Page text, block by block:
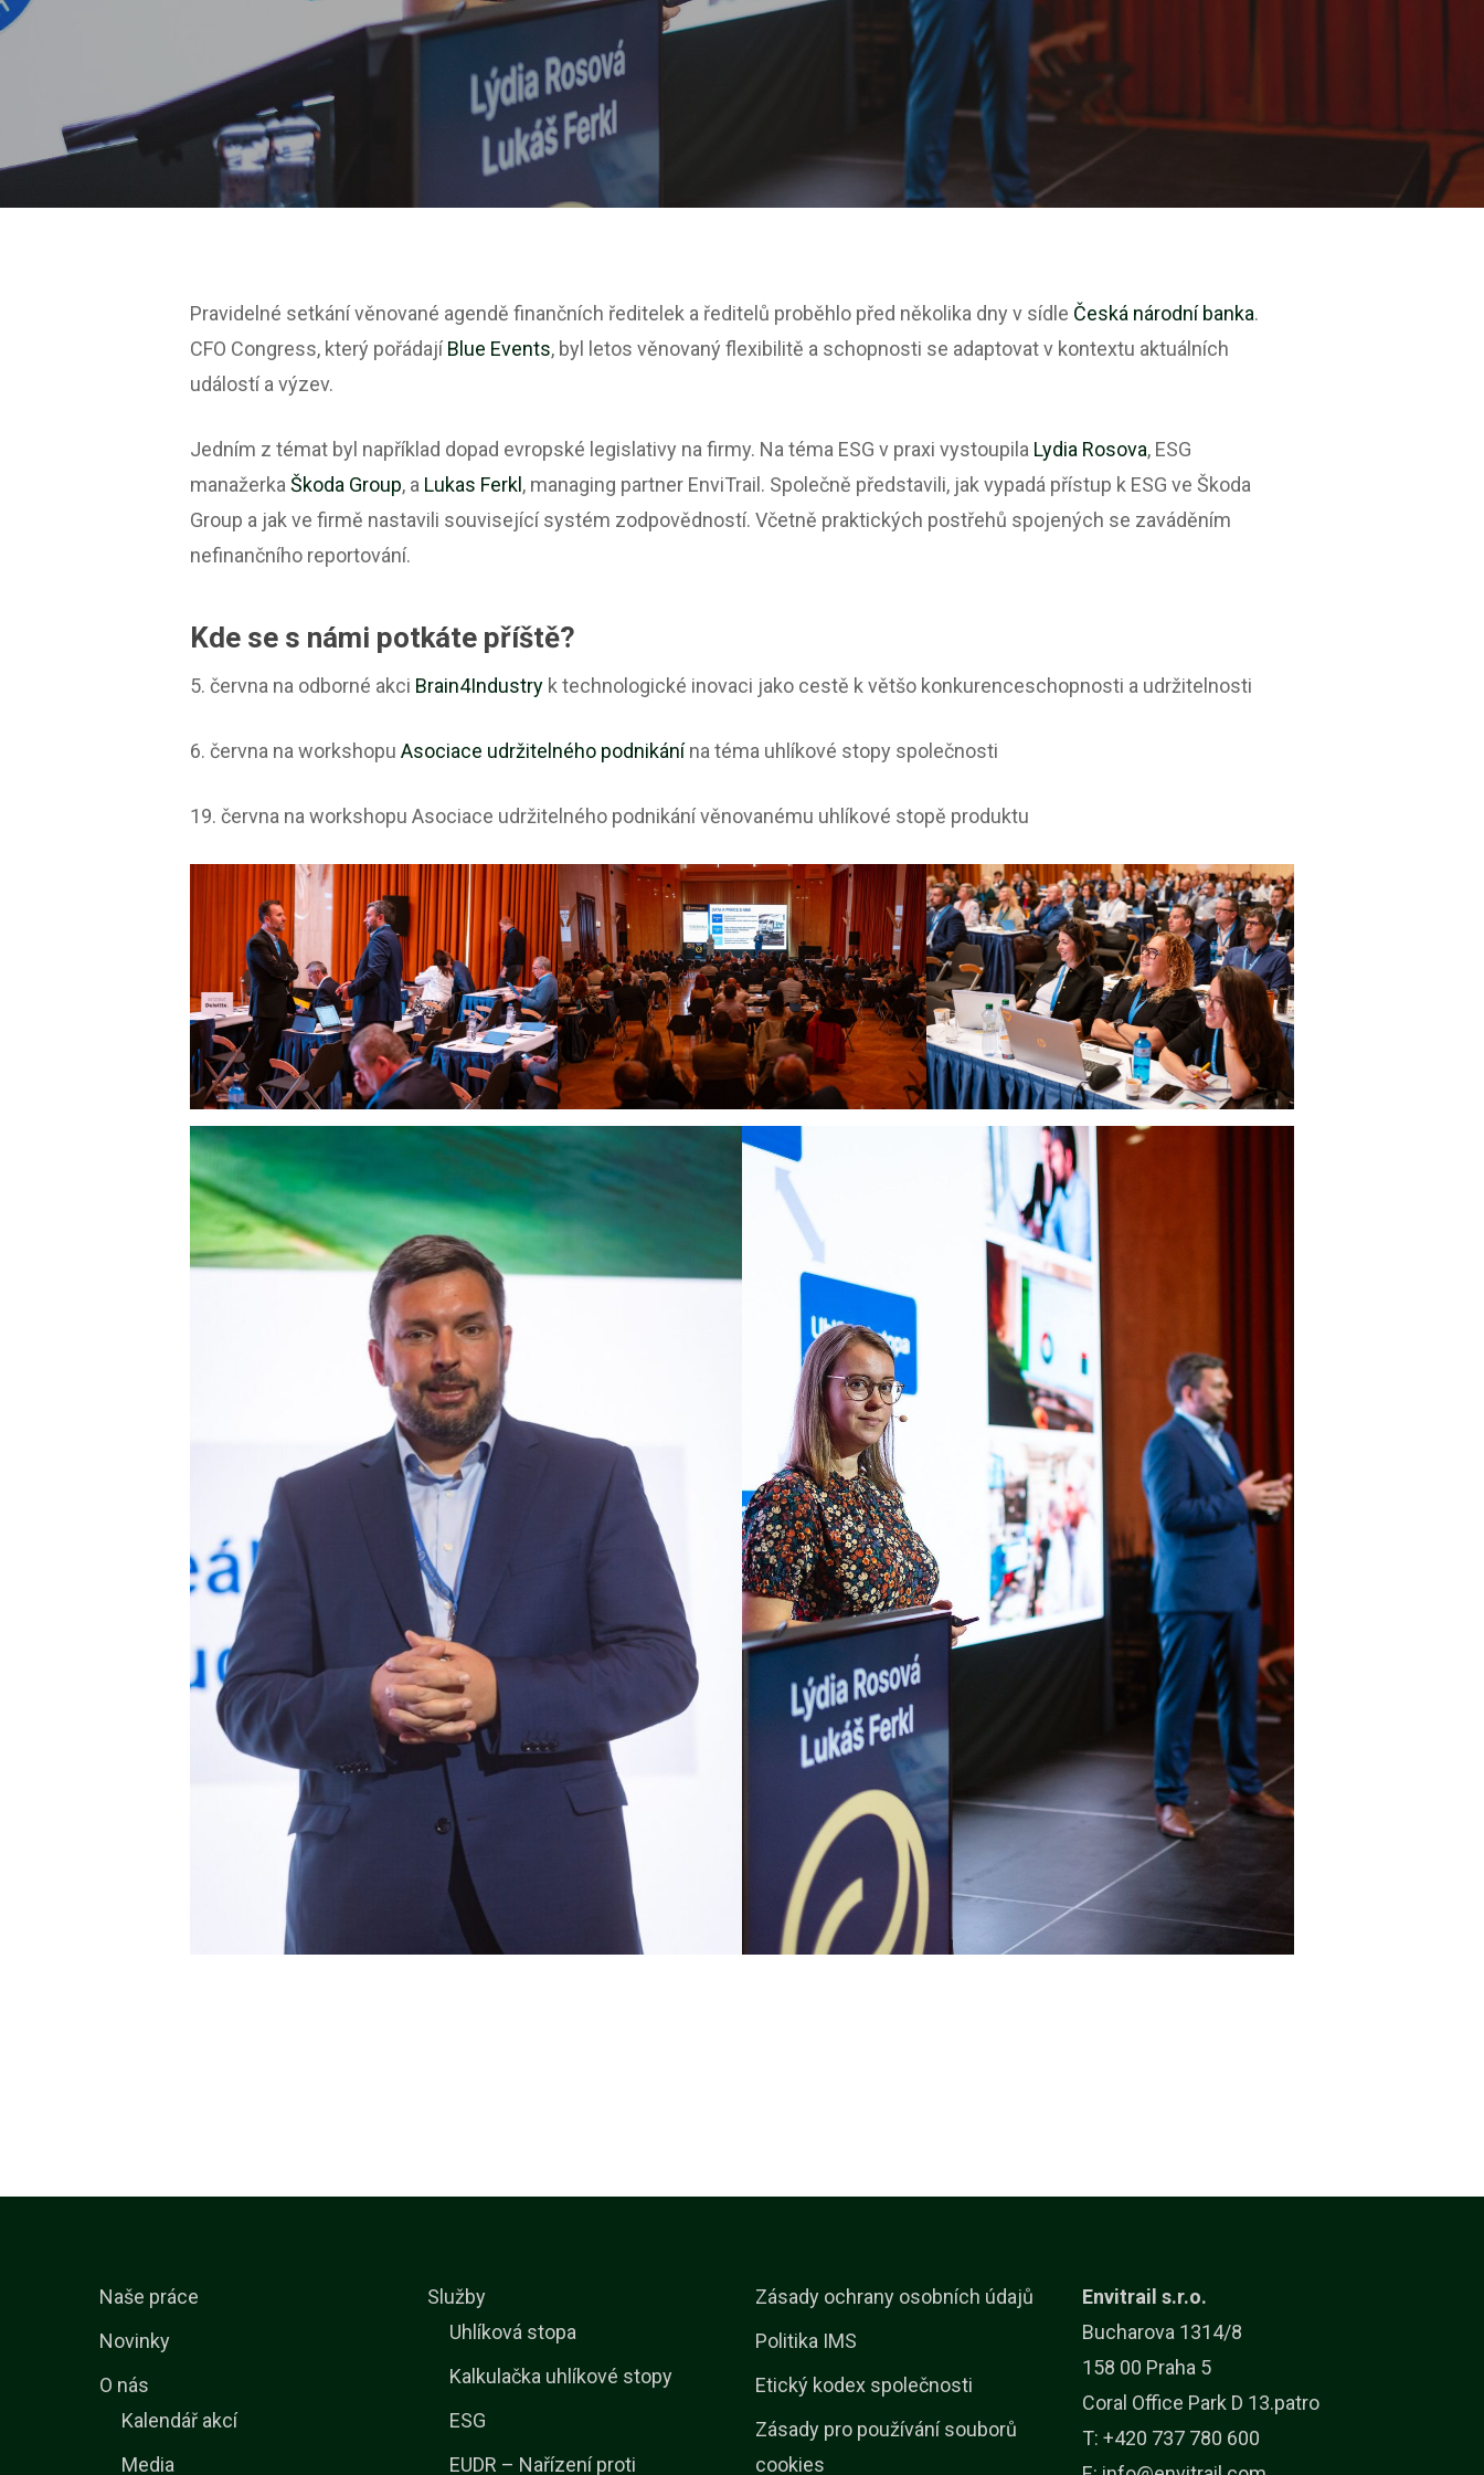
Pravidelné setkání věnované agendě finančních ředitelek a ředitelů proběhlo před několika dny v sídle Česká národní banka.
CFO Congress, který pořádajíBlue Events, byl letos věnovaný flexibilitě a schopnosti se adaptovat v kontextu aktuálních
událostí a výzev.
Jedním z témat byl například dopad evropské legislativy na firmy. Na téma ESG v praxi vystoupila Lydia Rosova, ESG
manažerka Škoda Group, a Lukas Ferkl , managing partner EnviTrail. Společně představili, jak vypadá přístup k ESG ve Škoda
Group a jak ve firmě nastavili související systém zodpovědností. Včetně praktických postřehů spojených se zaváděním
nefinančního reportování.
Kde se s námi potkáte příště?
5. června na odborné akci Brain4Industry k technologické inovaci jako cestě k většo konkurenceschopnosti a udržitelnosti
6. června na workshopu Asociace udržitelného podnikánína téma uhlíkové stopy společnosti
19. června na workshopu Asociace udržitelného podnikání věnovanému uhlíkové stopě produktu
Naše práce
Novinky
O nás
Kalendář akcí
Media
Služby
Uhlíková stopa
Kalkulačka uhlíkové stopy
ESG
EUDR – Nařízení proti
Zásady ochrany osobních údajů
Politika IMS
Etický kodex společnosti
Zásady pro používání souborů
cookies
Envitrail s.r.o.
Bucharova 1314/8
158 00 Praha 5
Coral Office Park D 13.patro
T: +420 737 780 600